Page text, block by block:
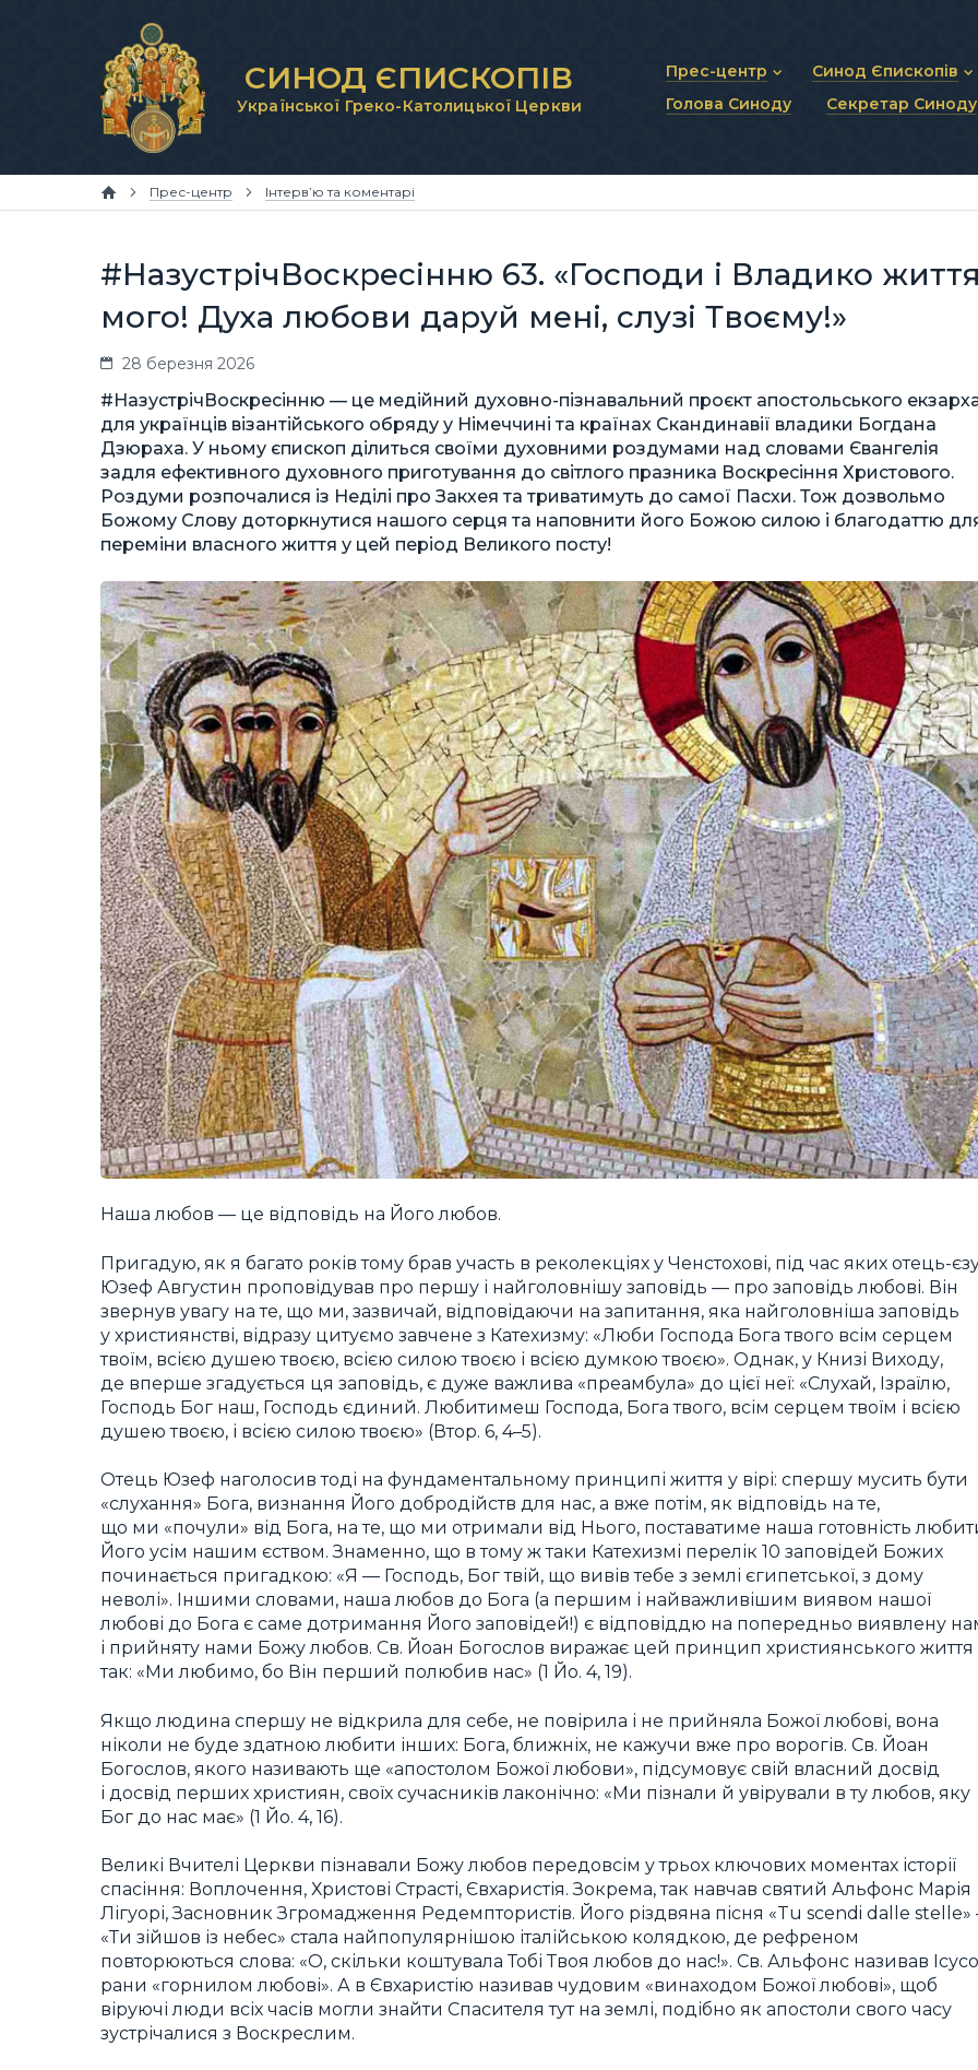
СИНОД ЄПИСКОПІВ
Української Греко-Католицької Церкви
Прес-центр
Новини та анонси
Синод Єпископів
Статут Синоду
Синодальні органи
Голова Синоду Секретар Синоду
Прес-центр Інтерв’ю та коментарі
#НазустрічВоскресінню 63. «Господи і Владико життя
мого! Духа любови даруй мені, слузі Твоєму!»
28 березня 2026
#НазустрічВоскресінню — це медійний духовно-пізнавальний проєкт апостольського
для українців візантійського обряду у Німеччині та країнах Скандинавії владики Богдана
Дзюраха. У ньому єпископ ділиться своїми духовними роздумами над словами Євангелія
задля ефективного духовного приготування до світлого празника Воскресіння Христового.
Роздуми розпочалися із Неділі про Закхея та триватимуть до самої Пасхи. Тож дозвольмо
Божому Слову доторкнутися нашого серця та наповнити його Божою силою і благодаттю
переміни власного життя у цей період Великого посту!
Наша любов — це відповідь на Його любов.
Пригадую, як я багато років тому брав участь в реколекціях у Ченстохові, під час яких отець-
Юзеф Августин проповідував про першу і найголовнішу заповідь — про заповідь любові. Він
звернув увагу на те, що ми, зазвичай, відповідаючи на запитання, яка найголовніша заповідь
у християнстві, відразу цитуємо завчене з Катехизму: «Люби Господа Бога твого всім серцем
твоїм, всією душею твоєю, всією силою твоєю і всією думкою твоєю». Однак, у Книзі Виходу,
де вперше згадується ця заповідь, є дуже важлива «преамбула» до цієї неї: «Слухай, Ізраїлю,
Господь Бог наш, Господь єдиний. Любитимеш Господа, Бога твого, всім серцем твоїм і всією
душею твоєю, і всією силою твоєю» (Втор. 6, 4–5).
Отець Юзеф наголосив тоді на фундаментальному принципі життя у вірі: спершу мусить бути
«слухання» Бога, визнання Його добродійств для нас, а вже потім, як відповідь на те,
що ми «почули» від Бога, на те, що ми отримали від Нього, поставатиме наша готовність
Його усім нашим єством. Знаменно, що в тому ж таки Катехизмі перелік 10 заповідей Божих
починається пригадкою: «Я — Господь, Бог твій, що вивів тебе з землі єгипетської, з дому
неволі». Іншими словами, наша любов до Бога (а першим і найважливішим виявом нашої
любові до Бога є саме дотримання Його заповідей!) є відповіддю на попередньо виявлену
і прийняту нами Божу любов. Св. Йоан Богослов виражає цей принцип християнського життя
так: «Ми любимо, бо Він перший полюбив нас» (1 Йо. 4, 19).
Якщо людина спершу не відкрила для себе, не повірила і не прийняла Божої любові, вона
ніколи не буде здатною любити інших: Бога, ближніх, не кажучи вже про ворогів. Св. Йоан
Богослов, якого називають ще «апостолом Божої любови», підсумовує свій власний досвід
і досвід перших християн, своїх сучасників лаконічно: «Ми пізнали й увірували в ту любов, яку
Бог до нас має» (1 Йо. 4, 16).
Великі Вчителі Церкви пізнавали Божу любов передовсім у трьох ключових моментах історії
спасіння: Воплочення, Христові Страсті, Євхаристія. Зокрема, так навчав святий Альфонс Марія
Лігуорі, Засновник Згромадження Редемптористів. Його різдвяна пісня «Tu scendi dalle
«Ти зійшов із небес» стала найпопулярнішою італійською колядкою, де рефреном
повторюються слова: «О, скільки коштувала Тобі Твоя любов до нас!». Св. Альфонс називав
рани «горнилом любові». А в Євхаристію називав чудовим «винаходом Божої любові», щоб
віруючі люди всіх часів могли знайти Спасителя тут на землі, подібно як апостоли свого часу
зустрічалися з Воскреслим.